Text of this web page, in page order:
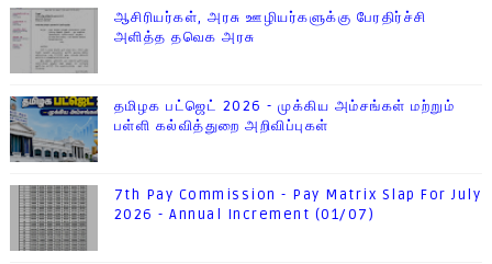
ஆசிரியர்கள், அரசு ஊழியர்களுக்கு பேரதிர்ச்சி
அளித்த தவெக அரசு
தமிழக பட்ஜெட் 2026 - முக்கிய அம்சங்கள் மற்றும்
பள்ளி கல்வித்துறை அறிவிப்புகள்
7th Pay Commission - Pay Matrix Slap For July
2026 - Annual Increment (01/07)